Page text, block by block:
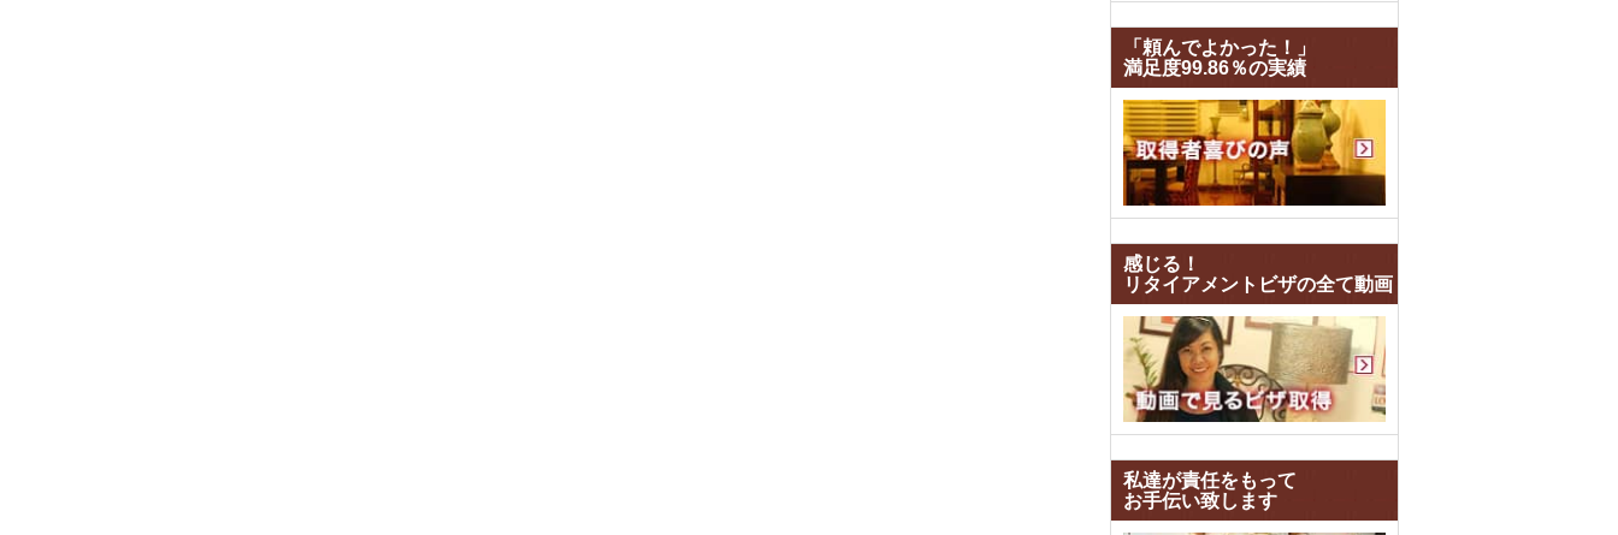
「頼んでよかった！」
満足度99.86％の実績
感じる！
リタイアメントビザの全て動画
私達が責任をもって
お手伝い致します